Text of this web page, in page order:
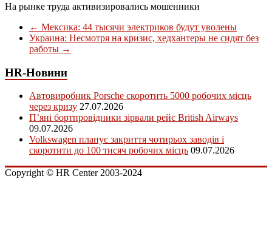
На рынке труда активизировались мошенники
← Мексика: 44 тысячи электриков будут уволены
Украина: Несмотря на кризис, хедхантеры не сидят без
работы →
HR-Новини
Автовиробник Porsche скоротить 5000 робочих місць
через кризу 27.07.2026
П’яні бортпровідники зірвали рейс British Airways
09.07.2026
Volkswagen планує закриття чотирьох заводів і
скоротити до 100 тисяч робочих місць 09.07.2026
Copyright © HR Center 2003-2024